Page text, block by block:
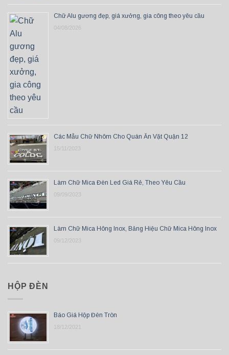
Chữ Alu gương đẹp, giá xưởng, gia công theo yêu cầu
04/08/2026
Các Mẫu Chữ Nhôm Cho Quán Ăn Vặt Quận 12
15/11/2023
Làm Chữ Mica Đèn Led Giá Rẻ, Theo Yêu Cầu
09/09/2023
Làm Chữ Mica Hông Inox, Bảng Hiệu Chữ Mica Hông Inox
09/12/2023
HỘP ĐÈN
Báo Giá Hộp Đèn Tròn
18/12/2021